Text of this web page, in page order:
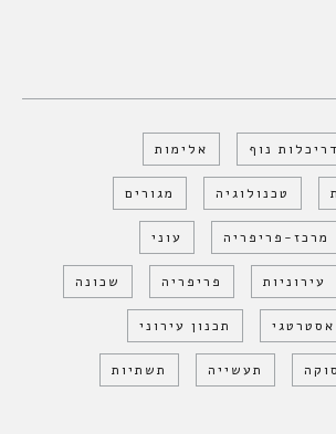
נוף אלימות
טכנולוגיה מגורים
מרכז-פריפריה עוני
עירוניות פריפריה שכונה
אסטרטגי תכנון עירוני
תעשייה תשתיות